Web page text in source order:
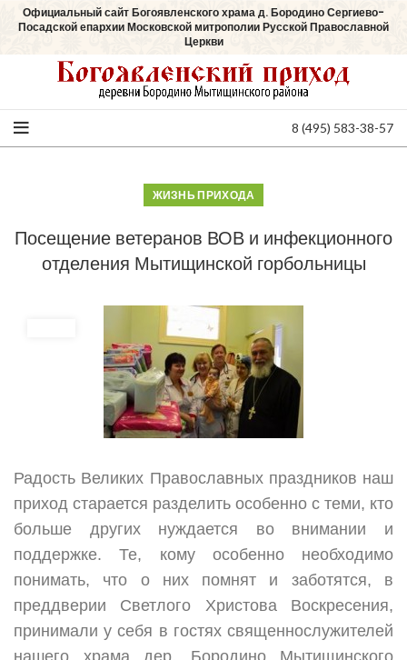
Официальный сайт Богоявленского храма д. Бородино Сергиево-
Посадской епархии Московской митрополии Русской Православной
Церкви
8 (495) 583-38-57
ЖИЗНЬ ПРИХОДА
Посещение ветеранов ВОВ и инфекционного
отделения Мытищинской горбольницы
Радость Великих Православных праздников наш
приход старается разделить особенно с теми, кто
больше других нуждается во внимании и
поддержке. Те, кому особенно необходимо
понимать, что о них помнят и заботятся, в
преддверии Светлого Христова Воскресения,
принимали у себя в гостях священнослужителей